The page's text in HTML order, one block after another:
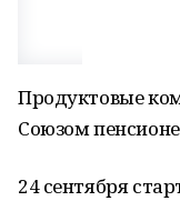
Продуктовые
Союзом
24 сентября